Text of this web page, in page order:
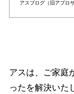
アスブログ（旧アプロ
アスは、ご家庭
ったを解決いた